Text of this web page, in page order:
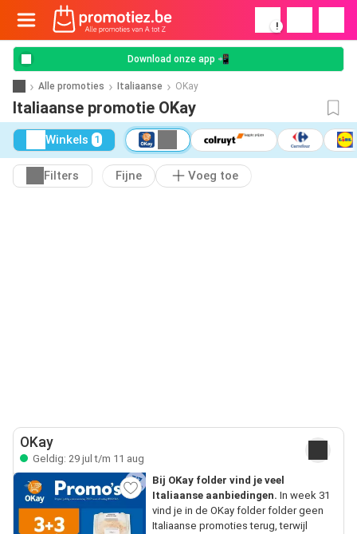
!
Download onze app 📲
Alle promoties Italiaanse OKay
Italiaanse promotie OKay
Winkels 1
Filters Fijne Voeg toe
OKay
Geldig: 29 jul t/m 11 aug
Bij OKay folder vind je veel
Italiaanse aanbiedingen. In week 31
vind je in de OKay folder folder geen
Italiaanse promoties terug, terwijl